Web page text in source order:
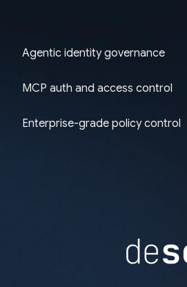
Agentic identity governance
MCP auth and access control
Enterprise-grade policy control